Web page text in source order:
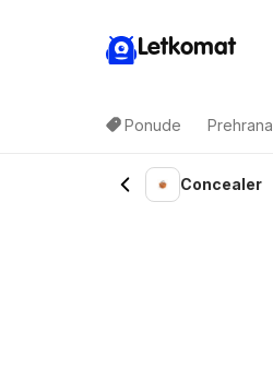
Letkomat
Ponude Prehrana
Concealer